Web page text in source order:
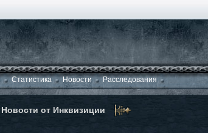
Статистика Новости Расследования
Новости от Инквизиции